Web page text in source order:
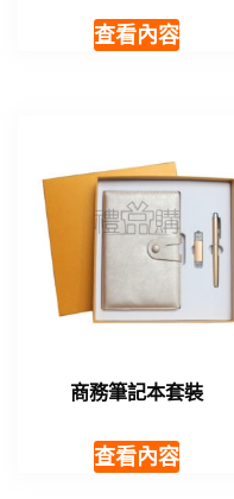
查看內容
商務筆記本套裝
查看內容